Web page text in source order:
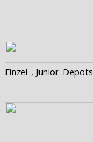
Einzel-, Junior-Depots